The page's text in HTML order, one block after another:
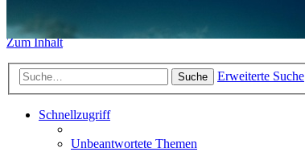
Zum Inhalt
Suche Erweiterte Suche
Schnellzugriff
Unbeantwortete Themen